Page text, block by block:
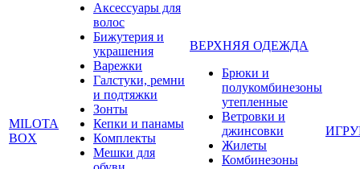
MILOTA
BOX
Аксессуары для
волос
Бижутерия и
украшения
Варежки
Галстуки, ремни
и подтяжки
Зонты
Кепки и панамы
Комплекты
Мешки для
ВЕРХНЯЯ ОДЕЖДА
Брюки и
полукомбинезоны
утепленные
Ветровки и
джинсовки
Жилеты
Комбинезоны